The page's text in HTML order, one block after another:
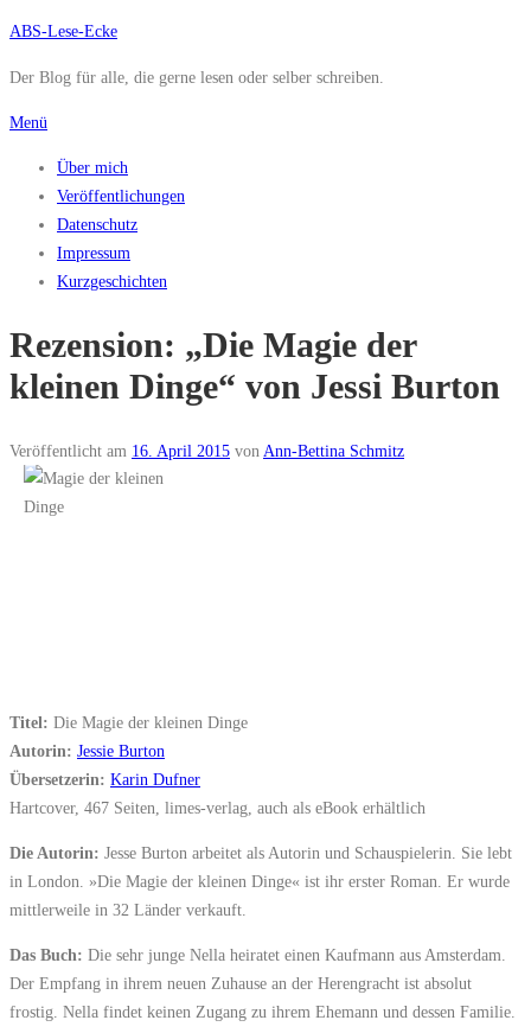
Zum
springen
ABS-Lese-Ecke
Der Blog für alle, die gerne lesen oder selber schreiben.
Menü
Über mich
Veröffentlichungen
Datenschutz
Impressum
Kurzgeschichten
Rezension: „Die Magie der
kleinen Dinge“ von Jessi Burton
Veröffentlicht am 16. April 2015 vonAnn-Bettina Schmitz
Titel: Die Magie der kleinen Dinge
Autorin: Jessie Burton
Übersetzerin: Karin Dufner
Hartcover, 467 Seiten, limes-verlag, auch als eBook erhältlich
Die Autorin: Jesse Burton arbeitet als Autorin und Schauspielerin. Sie lebt
in London. »Die Magie der kleinen Dinge« ist ihr erster Roman. Er wurde
mittlerweile in 32 Länder verkauft.
Das Buch: Die sehr junge Nella heiratet einen Kaufmann aus Amsterdam.
Der Empfang in ihrem neuen Zuhause an der Herengracht ist absolut
frostig. Nella findet keinen Zugang zu ihrem Ehemann und dessen Familie.